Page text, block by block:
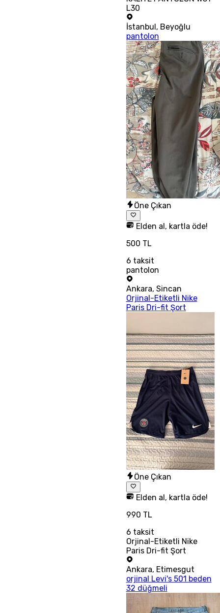
L30
İstanbul, Beyoğlu
pantolon
Öne Çıkan
Elden al, kartla öde!
500 TL
6 taksit
pantolon
Ankara, Sincan
Orjinal-Etiketli Nike
Paris Dri-fit Şort
Öne Çıkan
Elden al, kartla öde!
990 TL
6 taksit
Orjinal-Etiketli Nike
Paris Dri-fit Şort
Ankara, Etimesgut
orjinal Levi's 501 beden
32 düğmeli